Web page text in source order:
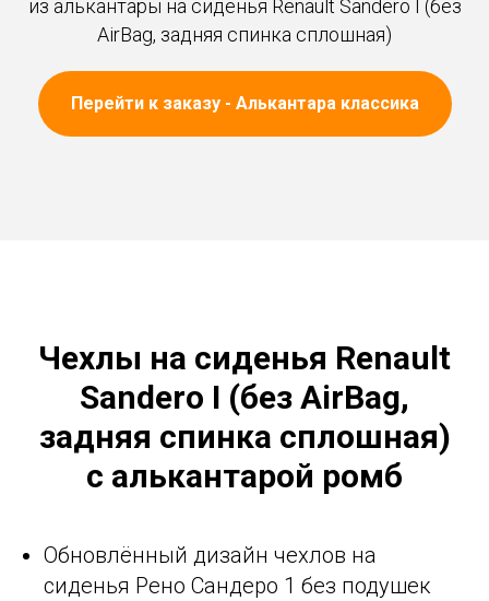
из алькантары на сиденья Renault Sandero I (без
AirBag, задняя спинка сплошная)
Перейти к заказу - Алькантара классика
Чехлы на сиденья Renault
Sandero I (без AirBag,
задняя спинка сплошная)
с алькантарой ромб
Обновлённый дизайн чехлов на
сиденья Рено Сандеро 1 без подушек